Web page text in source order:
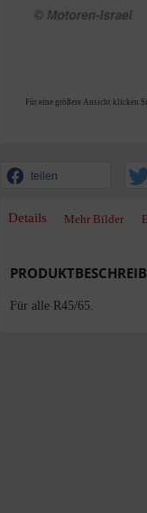
Für eine größere Ansicht klicken
teilen
Details Mehr Bilder
Für alle R45/65.